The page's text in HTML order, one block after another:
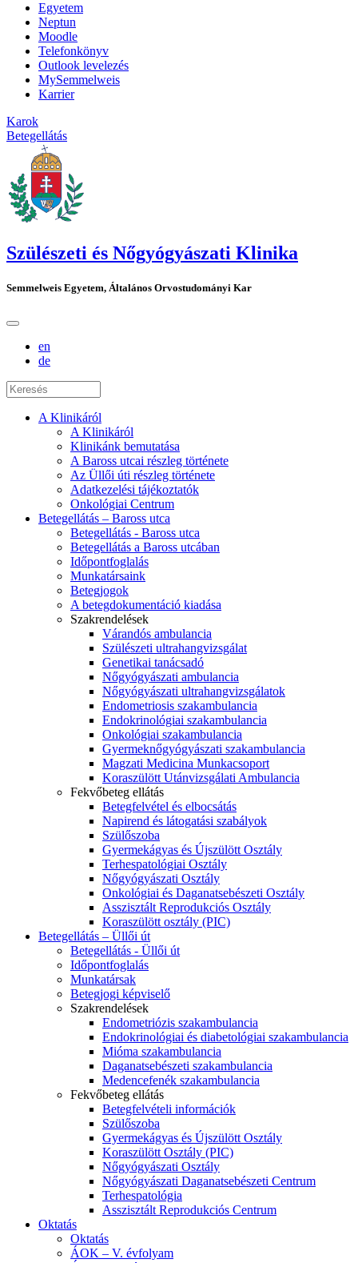
Egyetem
Neptun
Moodle
Telefonkönyv
Outlook levelezés
MySemmelweis
Karrier
Karok
Betegellátás
Szülészeti és Nőgyógyászati Klinika
Semmelweis Egyetem, Általános Orvostudományi Kar
en
de
A Klinikáról
A Klinikáról
Klinikánk bemutatása
A Baross utcai részleg története
Az Üllői úti részleg története
Adatkezelési tájékoztatók
Onkológiai Centrum
Betegellátás – Baross utca
Betegellátás - Baross utca
Betegellátás a Baross utcában
Időpontfoglalás
Munkatársaink
Betegjogok
A betegdokumentáció kiadása
Szakrendelések
Várandós ambulancia
Szülészeti ultrahangvizsgálat
Genetikai tanácsadó
Nőgyógyászati ambulancia
Nőgyógyászati ultrahangvizsgálatok
Endometriosis szakambulancia
Endokrinológiai szakambulancia
Onkológiai szakambulancia
Gyermeknőgyógyászati szakambulancia
Magzati Medicina Munkacsoport
Koraszülött Utánvizsgálati Ambulancia
Fekvőbeteg ellátás
Betegfelvétel és elbocsátás
Napirend és látogatási szabályok
Szülőszoba
Gyermekágyas és Újszülött Osztály
Terhespatológiai Osztály
Nőgyógyászati Osztály
Onkológiai és Daganatsebészeti Osztály
Asszisztált Reprodukciós Osztály
Koraszülött osztály (PIC)
Betegellátás – Üllői út
Betegellátás - Üllői út
Időpontfoglalás
Munkatársak
Betegjogi képviselő
Szakrendelések
Endometriózis szakambulancia
Endokrinológiai és diabetológiai szakambulancia
Mióma szakambulancia
Daganatsebészeti szakambulancia
Medencefenék szakambulancia
Fekvőbeteg ellátás
Betegfelvételi információk
Szülőszoba
Gyermekágyas és Újszülött Osztály
Koraszülött Osztály (PIC)
Nőgyógyászati Osztály
Nőgyógyászati Daganatsebészeti Centrum
Terhespatológia
Asszisztált Reprodukciós Centrum
Oktatás
Oktatás
ÁOK – V. évfolyam